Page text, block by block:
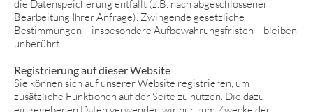
die Datenspeicherung entfällt (z.B. nach abgeschlossener
Bearbeitung Ihrer Anfrage). Zwingende gesetzliche
Bestimmungen – insbesondere Aufbewahrungsfristen – bleiben
unberührt.
Registrierung auf dieser Website
Sie können sich auf unserer Website registrieren, um
zusätzliche Funktionen auf der Seite zu nutzen. Die dazu
eingegebenen Daten verwenden wir nur zum Zwecke der